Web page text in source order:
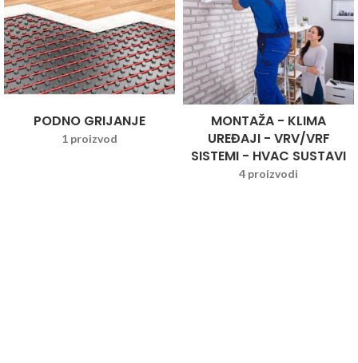
PODNO GRIJANJE
1 proizvod
MONTAŽA - KLIMA
UREĐAJI - VRV/VRF
SISTEMI - HVAC SUSTAVI
4 proizvodi